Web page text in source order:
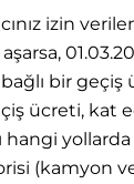
izin
aşarsa,
bir
ücreti, kat
hangi
(kamyon